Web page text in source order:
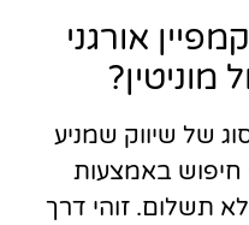
אורגני
מוניטין?
של שיווק שמניע
חיפוש באמצעות
תשלום. זוהי דרך